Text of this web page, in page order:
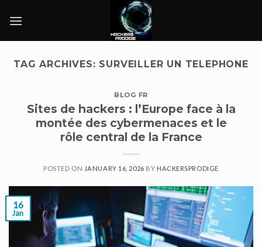
TAG ARCHIVES: SURVEILLER UN TELEPHONE
BLOG FR
Sites de hackers : l’Europe face à la
montée des cybermenaces et le
rôle central de la France
POSTED ON JANUARY 16, 2026 BY HACKERSPRODIGE
16
Jan